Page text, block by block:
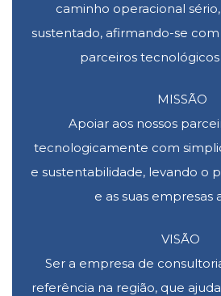
caminho operacional
sustentado, afirmando-se
parceiros tecnológicos
MISSÃO
Apoiar aos nossos
tecnologicamente com
e sustentabilidade, levando o
e as suas empresas
VISÃO
Ser a empresa de
referência na região, que